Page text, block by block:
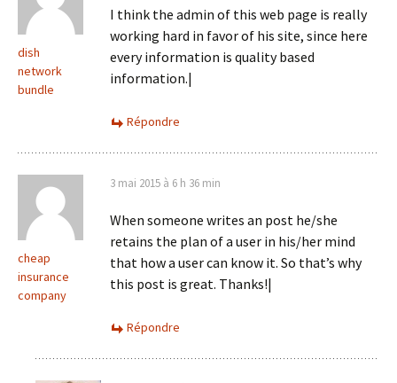
dish
network
bundle
I think the admin of this web page is really
working hard in favor of his site, since here
every information is quality based
information.|
Répondre
cheap
insurance
company
3 mai 2015 à 6 h 36 min
When someone writes an post he/she
retains the plan of a user in his/her mind
that how a user can know it. So that’s why
this post is great. Thanks!|
Répondre